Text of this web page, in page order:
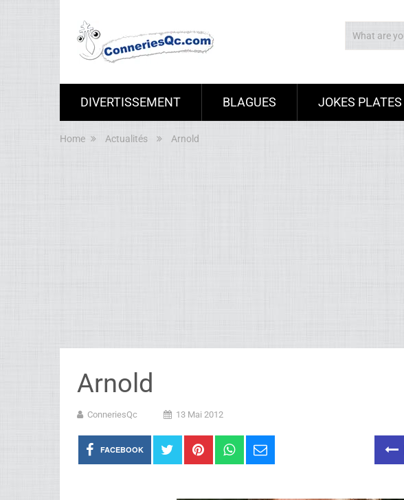
DIVERTISSEMENT BLAGUES JOKES PLATES
Home Actualités Arnold
Arnold
ConneriesQc 13 Mai 2012
FACEBOOK